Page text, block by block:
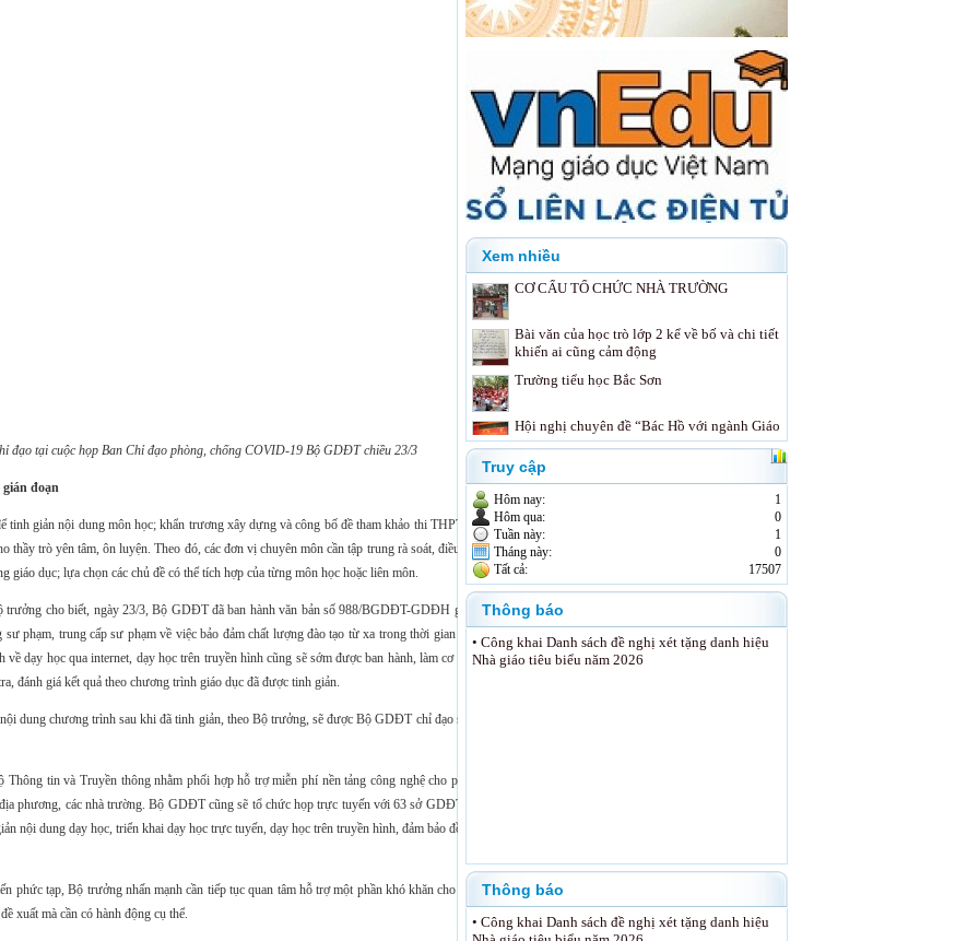
đạo tại cuộc họp Ban Chỉ đạo phòng, chống COVID-19 Bộ GDĐT chiều 23/3
đoạn
tinh giản nội dung môn học; khẩn trương xây dựng và công bố đề tham khảo thi THPT quốc
thầy trò yên tâm, ôn luyện. Theo đó, các đơn vị chuyên môn cần tập trung rà soát, điều chỉnh
giáo dục; lựa chọn các chủ đề có thể tích hợp của từng môn học hoặc liên môn.
trưởng cho biết, ngày 23/3, Bộ GDĐT đã ban hành văn bản số 988/BGDĐT-GDĐH gửi các
phạm, trung cấp sư phạm về việc bảo đảm chất lượng đào tạo từ xa trong thời gian phòng
dạy học qua internet, dạy học trên truyền hình cũng sẽ sớm được ban hành, làm cơ sở cho
đánh giá kết quả theo chương trình giáo dục đã được tinh giản.
dung chương trình sau khi đã tinh giản, theo Bộ trưởng, sẽ được Bộ GDĐT chỉ đạo sát sao
tin và Truyền thông nhằm phối hợp hỗ trợ miễn phí nền tảng công nghệ cho phương
phương, các nhà trường. Bộ GDĐT cũng sẽ tổ chức họp trực tuyến với 63 sở GDĐT ngay
nội dung dạy học, triển khai dạy học trực tuyến, dạy học trên truyền hình, đảm bảo đồng bộ
phức tạp, Bộ trưởng nhấn mạnh cần tiếp tục quan tâm hỗ trợ một phần khó khăn cho các cơ
xuất mà cần có hành động cụ thể.
Xem nhiều
CƠ CẤU TỔ CHỨC NHÀ TRƯỜNG
Bài văn của học trò lớp 2 kể về bố và chi tiết
khiến ai cũng cảm động
Trường tiểu học Bắc Sơn
Hội nghị chuyên đề “Bác Hồ với ngành Giáo
dục và Đào tạo”
Tưng bừng Ngày hội non sông
Truy cập
Hôm nay:
1
Hôm qua:
0
Tuần này:
1
Tháng này:
0
Tất cả:
17507
Thông báo
• Công khai Danh sách đề nghị xét tặng danh hiệu
Nhà giáo tiêu biểu năm 2026
Thông báo
• Công khai Danh sách đề nghị xét tặng danh hiệu